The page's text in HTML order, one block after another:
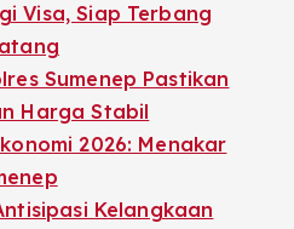
Visa, Siap Terbang
Sumenep Pastikan
Harga Stabil
2026: Menakar
Kelangkaan